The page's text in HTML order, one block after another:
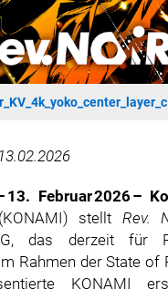
13. Februar 2026 –
(KONAMI) stellt Rev.
das derzeit für
Rahmen der State of
KONAMI